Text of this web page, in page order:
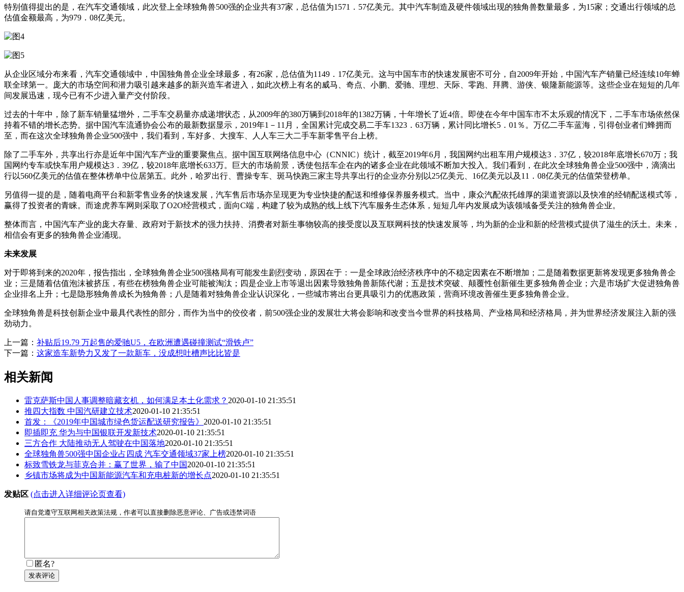
特别值得提出的是，在汽车交通领域，此次登上全球独角兽500强的企业共有37家，总估值为1571．57亿美元。其中汽车制造及硬件领域出现的独角兽数量最多，为15家；交通出行领域的总
估值金额最高，为979．08亿美元。
从企业区域分布来看，汽车交通领域中，中国独角兽企业全球最多，有26家，总估值为1149．17亿美元。这与中国车市的快速发展密不可分，自2009年开始，中国汽车产销量已经连续10年蝉
联全球第一。庞大的市场空间和潜力吸引越来越多的新兴造车者进入，如此次榜上有名的威马、奇点、小鹏、爱驰、理想、天际、零跑、拜腾、游侠、银隆新能源等。这些企业在短短的几年
间发展迅速，现今已有不少进入量产交付阶段。
过去的十年中，除了新车销量猛增外，二手车交易量亦成递增状态，从2009年的380万辆到2018年的1382万辆，十年增长了近4倍。即使在今年中国车市不太乐观的情况下，二手车市场依然保
持着不错的增长态势。据中国汽车流通协会公布的最新数据显示，2019年1－11月，全国累计完成交易二手车1323．63万辆，累计同比增长5．01％。万亿二手车蓝海，引得创业者们蜂拥而
至，而在这次全球独角兽企业500强中，我们看到，车好多、大搜车、人人车三大二手车新零售平台上榜。
除了二手车外，共享出行亦是近年中国汽车产业的重要聚焦点。据中国互联网络信息中心（CNNIC）统计，截至2019年6月，我国网约出租车用户规模达3．37亿，较2018年底增长670万；我
国网约专车或快车用户规模达3．39亿，较2018年底增长633万。巨大的市场前景，诱使包括车企在内的诸多企业在此领域不断加大投入。我们看到，在此次全球独角兽企业500强中，滴滴出
行以560亿美元的估值在整体榜单中位居第五。此外，哈罗出行、曹操专车、斑马快跑三家主导共享出行的企业亦分别以25亿美元、16亿美元以及11．08亿美元的估值荣登榜单。
另值得一提的是，随着电商平台和新零售业务的快速发展，汽车售后市场亦呈现更为专业快捷的配送和维修保养服务模式。当中，康众汽配依托雄厚的渠道资源以及快准的经销配送模式等，
赢得了投资者的青睐。而途虎养车网则采取了O2O经营模式，面向C端，构建了较为成熟的线上线下汽车服务生态体系，短短几年内发展成为该领域备受关注的独角兽企业。
整体而言，中国汽车产业的庞大存量、政府对于新技术的强力扶持、消费者对新生事物较高的接受度以及互联网科技的快速发展等，均为新的企业和新的经营模式提供了滋生的沃土。未来，
相信会有更多的独角兽企业涌现。
未来发展
对于即将到来的2020年，报告指出，全球独角兽企业500强格局有可能发生剧烈变动，原因在于：一是全球政治经济秩序中的不稳定因素在不断增加；二是随着数据更新将发现更多独角兽企
业；三是随着估值泡沫被挤压，有些在榜独角兽企业可能被淘汰；四是企业上市等退出因素导致独角兽新陈代谢；五是技术突破、颠覆性创新催生更多独角兽企业；六是市场扩大促进独角兽
企业排名上升；七是隐形独角兽成长为独角兽；八是随着对独角兽企业认识深化，一些城市将出台更具吸引力的优惠政策，营商环境改善催生更多独角兽企业。
全球独角兽是科技创新企业中最具代表性的部分，而作为当中的佼佼者，前500强企业的发展壮大将会影响和改变当今世界的科技格局、产业格局和经济格局，并为世界经济发展注入新的强
劲动力。
上一篇： 补贴后19.79 万起售的爱驰U5，在欧洲遭遇碰撞测试“滑铁卢”
下一篇： 这家造车新势力又发了一款新车，没成想吐槽声比比皆是
相关新闻
雷克萨斯中国人事调整暗藏玄机，如何满足本土化需求？ 2020-01-10 21:35:51
推四大指数 中国汽研建立技术2020-01-10 21:35:51
首发：《2019年中国城市绿色货运配送研究报告》 2020-01-10 21:35:51
即插即充 华为与中国银联开发新技术2020-01-10 21:35:51
三方合作 大陆推动无人驾驶在中国落地2020-01-10 21:35:51
全球独角兽500强中国企业占四成 汽车交通领域37家上榜2020-01-10 21:35:51
标致雪铁龙与菲克合并：赢了世界，输了中国2020-01-10 21:35:51
乡镇市场将成为中国新能源汽车和充电桩新的增长点2020-01-10 21:35:51
发贴区 (点击进入详细评论页查看)
请自觉遵守互联网相关政策法规，作者可以直接删除恶意评论、广告或违禁词语
匿名?
发表评论